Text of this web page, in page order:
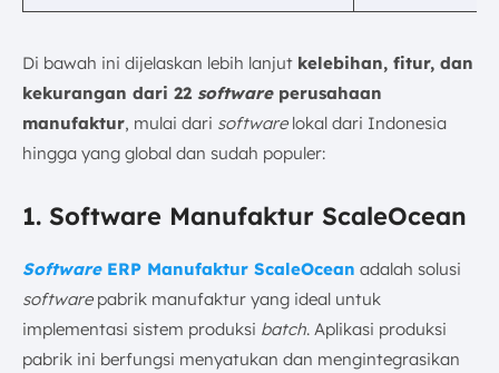
Di bawah ini dijelaskan lebih lanjut kelebihan, fitur, dan
kekurangan dari 22 softwareperusahaan
manufaktur, mulai dari softwarelokal dari Indonesia
hingga yang global dan sudah populer:
1. Software Manufaktur ScaleOcean
Software ERP Manufaktur ScaleOcean adalah solusi
softwarepabrik manufaktur yang ideal untuk
implementasi sistem produksi batch. Aplikasi produksi
pabrik ini berfungsi menyatukan dan mengintegrasikan